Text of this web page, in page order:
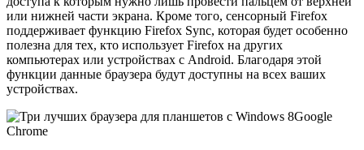
или нижней части экрана. Кроме того, сенсорный Firefox
поддерживает функцию Firefox Sync, которая будет особенно
полезна для тех, кто использует Firefox на других
компьютерах или устройствах с Android. Благодаря этой
функции данные браузера будут доступны на всех ваших
устройствах.
Google
Chrome